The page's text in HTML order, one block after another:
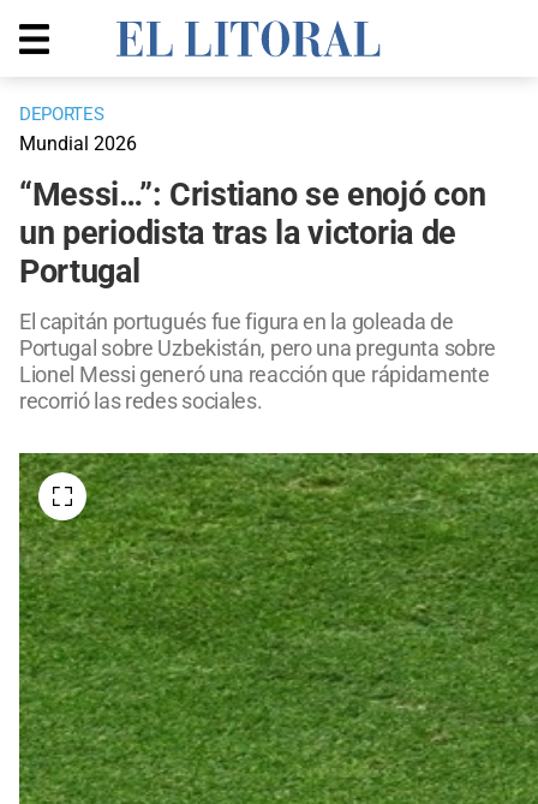
DEPORTES
Mundial 2026
“Messi…”: Cristiano se enojó con
un periodista tras la victoria de
Portugal
El capitán portugués fue figura en la goleada de
Portugal sobre Uzbekistán, pero una pregunta sobre
Lionel Messi generó una reacción que rápidamente
recorrió las redes sociales.